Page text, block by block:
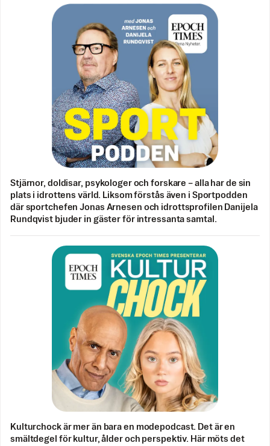
Stjärnor, doldisar, psykologer och forskare – alla har de sin
plats i idrottens värld. Liksom förstås även i Sportpodden
där sportchefen Jonas Arnesen och idrottsprofilen Danijela
Rundqvist bjuder in gäster för intressanta samtal.
Kulturchock är mer än bara en modepodcast. Det är en
smältdegel för kultur, ålder och perspektiv. Här möts det